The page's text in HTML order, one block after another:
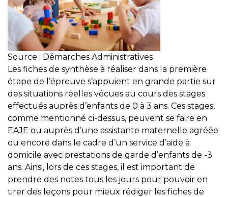
Source : Démarches Administratives
Les fiches de synthèse à réaliser dans la première
étape de l’épreuve s’appuient en grande partie sur
des situations réelles vécues au cours des stages
effectués auprès d’enfants de 0 à 3 ans. Ces stages,
comme mentionné ci-dessus, peuvent se faire en
EAJE ou auprès d’une assistante maternelle agréée
ou encore dans le cadre d’un service d’aide à
domicile avec prestations de garde d’enfants de -3
ans. Ainsi, lors de ces stages, il est important de
prendre des notes tous les jours pour pouvoir en
tirer des leçons pour mieux rédiger les fiches de